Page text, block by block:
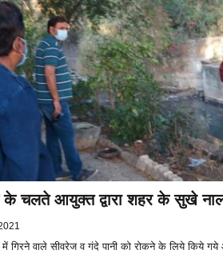
चलते आयुक्त द्वारा शहर के सुखे
में गिरने वाले सीवरेज व गंदे पानी को रोकने के लिये किये